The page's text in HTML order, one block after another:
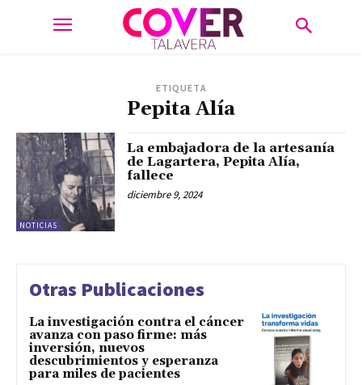
ETIQUETA
Pepita Alía
NOTICIAS
La embajadora de la artesanía
de Lagartera, Pepita Alía,
fallece
diciembre 9, 2024
Otras Publicaciones
La investigación contra el cáncer
avanza con paso firme: más
inversión, nuevos
descubrimientos y esperanza
para miles de pacientes